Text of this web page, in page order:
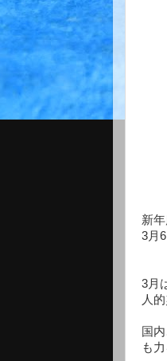
新
3月
3月
人
国
も